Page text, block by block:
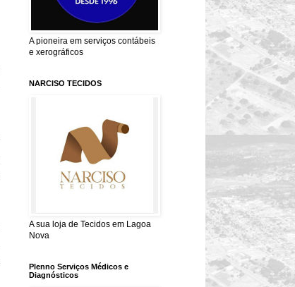
A pioneira em serviços contábeis
e xerográficos
NARCISO TECIDOS
A sua loja de Tecidos em Lagoa
Nova
Plenno Serviços Médicos e
Diagnósticos